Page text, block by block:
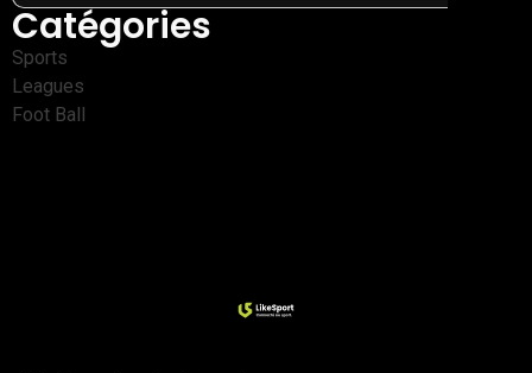
Catégories
Sports
Leagues
Foot Ball